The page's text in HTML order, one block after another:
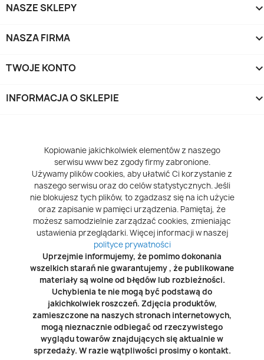
NASZE SKLEPY
NASZA FIRMA
TWOJE KONTO
INFORMACJA O SKLEPIE
Kopiowanie jakichkolwiek elementów z naszego
serwisu www bez zgody firmy zabronione.
Używamy plików cookies, aby ułatwić Ci korzystanie z
naszego serwisu oraz do celów statystycznych. Jeśli
nie blokujesz tych plików, to zgadzasz się na ich użycie
oraz zapisanie w pamięci urządzenia. Pamiętaj, że
możesz samodzielnie zarządzać cookies, zmieniając
ustawienia przeglądarki. Więcej informacji w naszej
polityce prywatności
Uprzejmie informujemy, że pomimo dokonania
wszelkich starań nie gwarantujemy , że publikowane
materiały są wolne od błędów lub rozbieżności.
Uchybienia te nie mogą być podstawą do
jakichkolwiek roszczeń. Zdjęcia produktów,
zamieszczone na naszych stronach internetowych,
mogą nieznacznie odbiegać od rzeczywistego
wyglądu towarów znajdujących się aktualnie w
sprzedaży. W razie wątpliwości prosimy o kontakt.